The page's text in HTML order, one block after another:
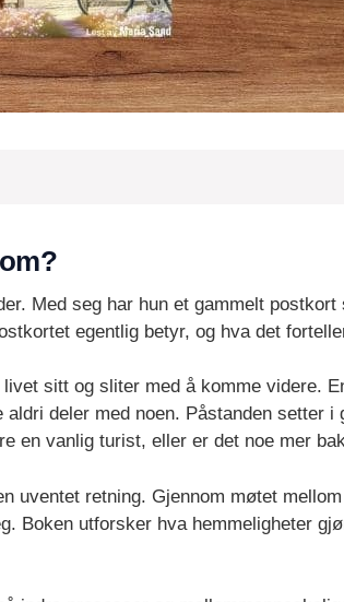
Med seg har hun et gammelt
egentlig betyr, og hva det
sitt og sliter med å komme videre.
deler med noen. Påstanden setter i
en vanlig turist, eller er det noe mer
uventet retning. Gjennom møtet
Boken utforsker hva hemmeligheter